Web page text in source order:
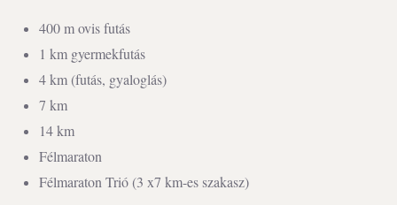
400 m ovis futás
1 km gyermekfutás
4 km (futás, gyaloglás)
7 km
14 km
Félmaraton
Félmaraton Trió (3 x7 km-es szakasz)